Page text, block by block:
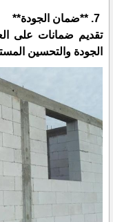
تقديم ضمانات على
الجودة والتحسين